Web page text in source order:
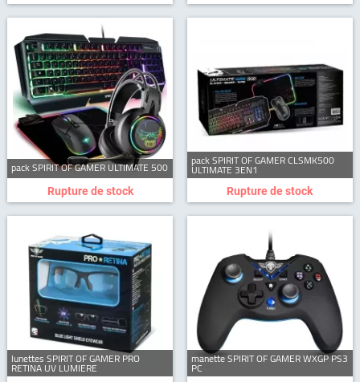
pack SPIRIT OF GAMER ULTIMATE 500
Rupture de stock
pack SPIRIT OF GAMER CLSMK500
ULTIMATE 3EN1
Rupture de stock
lunettes SPIRIT OF GAMER PRO
RETINA UV LUMIERE
manette SPIRIT OF GAMER WXGP PS3
PC